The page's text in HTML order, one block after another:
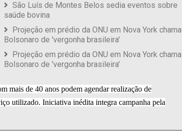
São Luís de Montes Belos sedia eventos sobre
saúde bovina
Projeção em prédio da ONU em Nova York chama
Bolsonaro de 'vergonha brasileira'
Projeção em prédio da ONU em Nova York chama
Bolsonaro de 'vergonha brasileira'
mais de 40 anos podem agendar realização de
utilizado. Iniciativa inédita integra campanha pela